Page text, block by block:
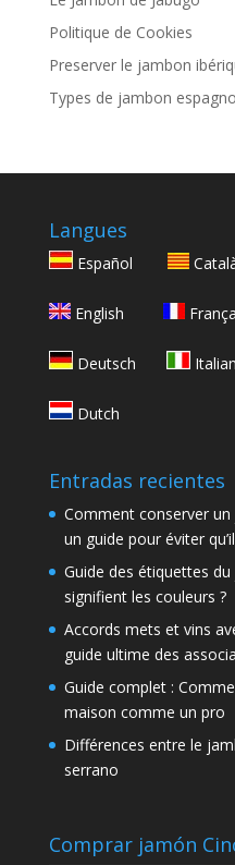
Politique de Cookies
Preserver le jambon
Types de jambon
Langues
Español
English
Deutsch
Dutch
Entradas recientes
Comment conserver
un guide pour éviter
Guide des étiquettes
signifient les couleurs ?
Accords mets et vins
guide ultime des
Guide complet :
maison comme un pro
Différences entre le
serrano
Comprar jamón